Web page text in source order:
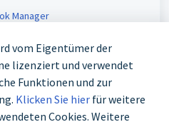
Manager
vom Eigentümer der
lizenziert und verwendet
Funktionen und zur
Klicken Sie hier für weitere
Cookies. Weitere